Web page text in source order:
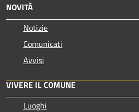
NOVITÀ
Notizie
Comunicati
Avvisi
VIVERE IL COMUNE
Luoghi